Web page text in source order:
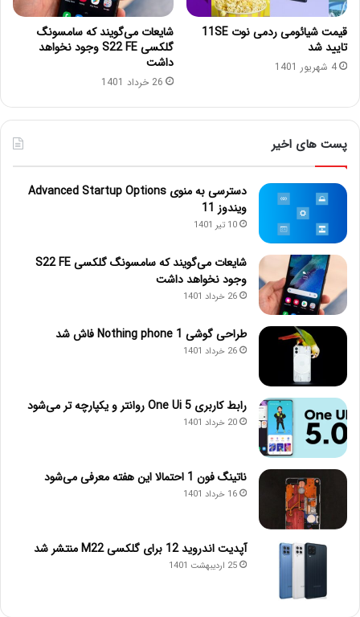
قیمت شیائومی ردمی نوت 11SE
تایید شد
4 شهریور 1401
شایعات می‌گویند که سامسونگ
گلکسی S22 FE وجود نخواهد
داشت
26 خرداد 1401
پست های اخیر
دسترسی به منوی Advanced Startup Options
ویندوز 11
10 تیر 1401
شایعات می‌گویند که سامسونگ گلکسی S22 FE
وجود نخواهد داشت
26 خرداد 1401
طراحی گوشی Nothing phone 1 فاش شد
26 خرداد 1401
رابط کاربری One Ui 5 روانتر و یکپارچه تر می‌شود
20 خرداد 1401
ناتینگ فون 1 احتمالا این هفته معرفی می‌شود
16 خرداد 1401
آپدیت اندروید 12 برای گلکسی M22 منتشر شد
25 اردیبهشت 1401